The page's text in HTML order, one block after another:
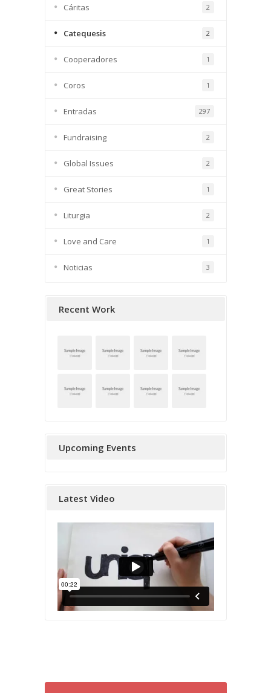
Cáritas 2
Catequesis 2
Cooperadores 1
Coros 1
Entradas 297
Fundraising 2
Global Issues 2
Great Stories 1
Liturgia 2
Love and Care 1
Noticias 3
Recent Work
Upcoming Events
Latest Video